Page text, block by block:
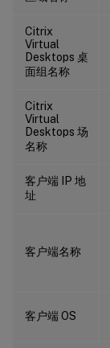
Citrix
Virtual
Desktops 桌
面组名称
Citrix
Virtual
Desktops 场
名称
客户端 IP 地
址
客户端名称
客户端 OS